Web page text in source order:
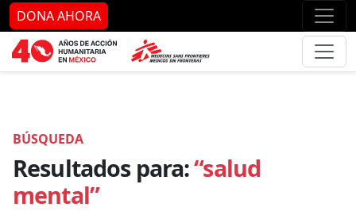
Ir al contenido principal Ir
DONA AHORA
BÚSQUEDA
Resultados para:“salud
mental”